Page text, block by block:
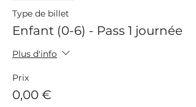
Type de billet
Enfant (0-6) - Pass 1 journée
Plus d'info
Prix
0,00 €